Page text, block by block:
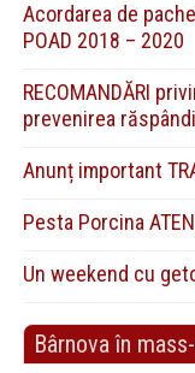
Acordarea de
POAD 2018 – 2020
RECOMANDĂRI
prevenirea
Anunț important
Pesta Porcina
Un weekend cu
Bârnova în